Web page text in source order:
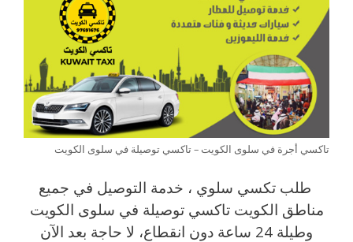
تاكسي أجرة في سلوى الكويت – تاكسي توصيلة في سلوى الكويت
طلب تكسي سلوي ، خدمة التوصيل في جميع
مناطق الكويت تاكسي توصيلة في سلوى الكويت
وطيلة 24 ساعة دون انقطاع، لا حاجة بعد الآن